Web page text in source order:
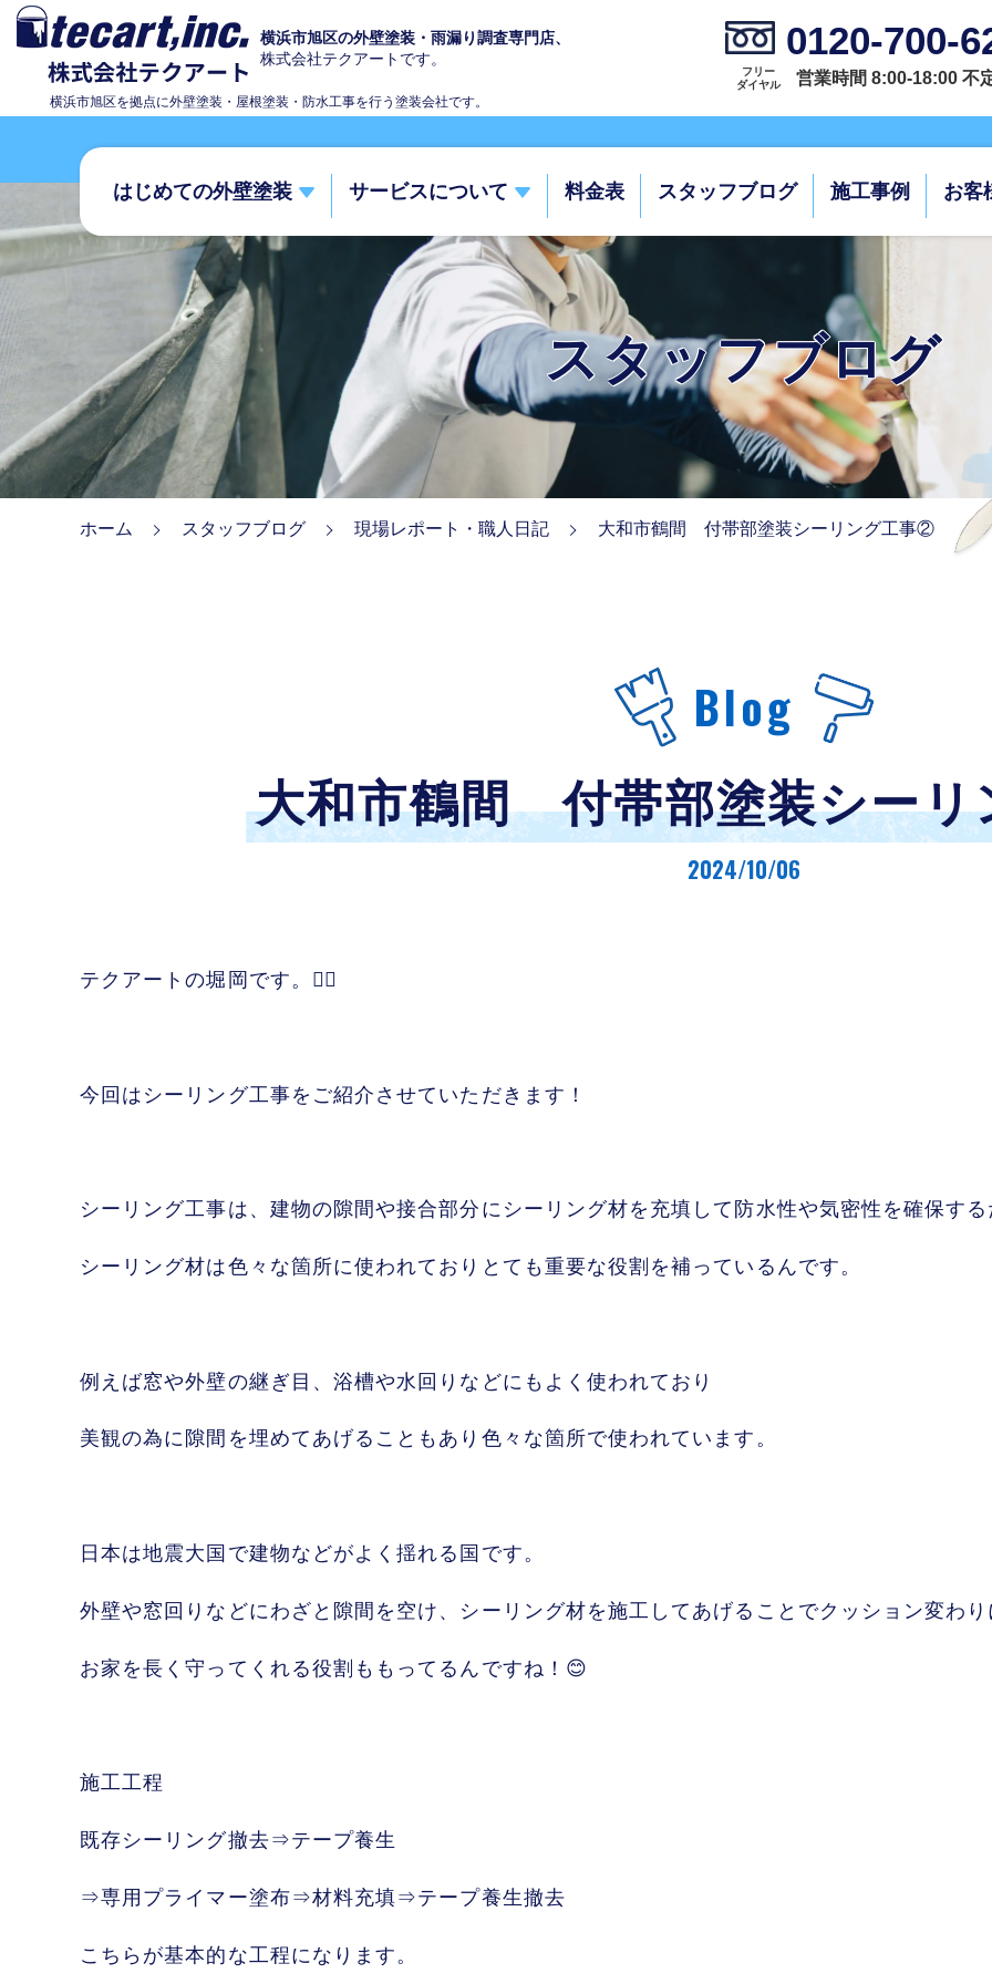
横浜市旭区の外壁塗装・雨漏り調査専門店、
株式会社テクアートです。
横浜市旭区を拠点に外壁塗装・屋根塗装・防水工事を行う塗装会社です。
はじめての外壁塗装 サービスについて 料金表 スタッフブログ 施工事例 お客
0120-700-
フリー
ダイヤル
営業時間 8:00-18:00 不
スタッフブログ
ホーム スタッフブログ 現場レポート・職人日記 大和市鶴間 付帯部塗装シーリング工事②
Blog
大和市鶴間 付帯部塗装シー
2024/10/06
テクアートの堀岡です。👷‍♂️
今回はシーリング工事をご紹介させていただきます！
シーリング工事は、建物の隙間や接合部分にシーリング材を充填して防水性や気密性を確保す
シーリング材は色々な箇所に使われておりとても重要な役割を補っているんです。
例えば窓や外壁の継ぎ目、浴槽や水回りなどにもよく使われており
美観の為に隙間を埋めてあげることもあり色々な箇所で使われています。
日本は地震大国で建物などがよく揺れる国です。
外壁や窓回りなどにわざと隙間を空け、シーリング材を施工してあげることでクッション変わ
お家を長く守ってくれる役割ももってるんですね！😊
施工工程
既存シーリング撤去⇒テープ養生
⇒専用プライマー塗布⇒材料充填⇒テープ養生撤去
こちらが基本的な工程になります。